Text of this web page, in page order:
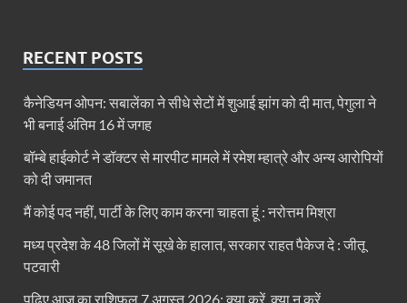
RECENT POSTS
कैनेडियन ओपन: सबालेंका ने सीधे सेटों में शुआई झांग को दी मात, पेगुला ने
भी बनाई अंतिम 16 में जगह
बॉम्बे हाईकोर्ट ने डॉक्टर से मारपीट मामले में रमेश म्हात्रे और अन्य आरोपियों
को दी जमानत
मैं कोई पद नहीं, पार्टी के लिए काम करना चाहता हूं : नरोत्तम मिश्रा
मध्य प्रदेश के 48 जिलों में सूखे के हालात, सरकार राहत पैकेज दे : जीतू
पटवारी
पढ़िए आज का राशिफल 7 अगस्त 2026: क्या करें, क्या न करें…